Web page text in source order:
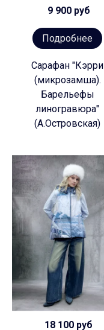
9 900 руб
Подробнее
Сарафан "Кэрри
(микрозамша).
Барельефы
линогравюра"
(А.Островская)
18 100 руб